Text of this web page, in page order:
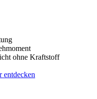
ohne Kraftstoff
entdecken